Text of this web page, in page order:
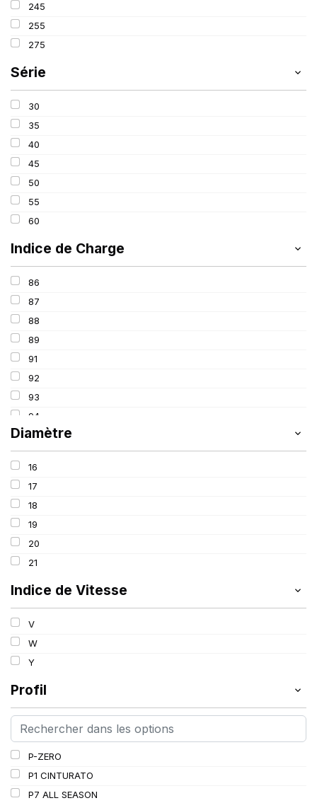
245
255
275
Série
30
35
40
45
50
55
60
Indice de Charge
86
87
88
89
91
92
93
94
95
96
97
98
99
100
101
102
103
Diamètre
16
17
18
19
20
21
Indice de Vitesse
V
W
Y
Profil
P-ZERO
P1 CINTURATO
P7 ALL SEASON